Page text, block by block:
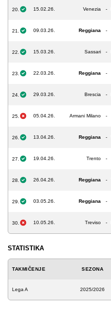
20. 15.02.26. Venezia -
21. 09.03.26. Reggiana -
22. 15.03.26. Sassari -
23. 22.03.26. Reggiana -
24. 29.03.26. Brescia -
25. 05.04.26. Armani Milano -
26. 13.04.26. Reggiana -
27. 19.04.26. Trento -
28. 26.04.26. Reggiana -
29. 03.05.26. Reggiana -
30. 10.05.26. Treviso -
STATISTIKA
TAKMIČENJE SEZONA
Lega A 2025/2026